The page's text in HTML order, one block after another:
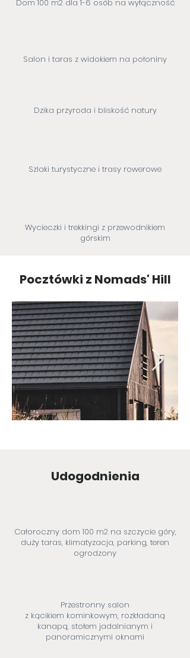
Dom 100 m2 dla 1-6 osób na wyłączność
Salon i taras z widokiem na połoniny
Dzika przyroda i bliskość natury
Szlaki turystyczne i trasy rowerowe
Wycieczki i trekkingi z przewodnikiem
górskim
Pocztówki z Nomads' Hill
Udogodnienia
Całoroczny dom 100 m2 na szczycie góry,
duży taras, klimatyzacja, parking, teren
ogrodzony
Przestronny salon
z kącikiem kominkowym, rozkładaną
kanapą, stołem jadalnianym i
panoramicznymi oknami